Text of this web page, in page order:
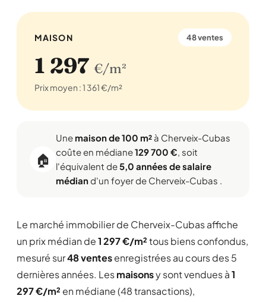
MAISON 48 ventes
1 297 €/m²
Prix moyen : 1 361 €/m²
🏠
Une maison de 100 m² à Cherveix-Cubas
coûte en médiane129 700 €, soit
l'équivalent de5,0 années de salaire
médiand'un foyer de Cherveix-Cubas .
Le marché immobilier de Cherveix-Cubas affiche
un prix médian de1 297 €/m²tous biens confondus,
mesuré sur48 ventesenregistrées au cours des 5
dernières années. Lesmaisonsy sont vendues à1
297 €/m² en médiane (48 transactions),